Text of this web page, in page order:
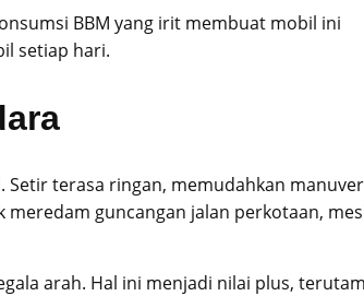
BBM yang irit membuat mobil ini
setiap hari.
Setir terasa ringan, memudahkan
guncangan jalan perkotaan,
arah. Hal ini menjadi nilai plus,